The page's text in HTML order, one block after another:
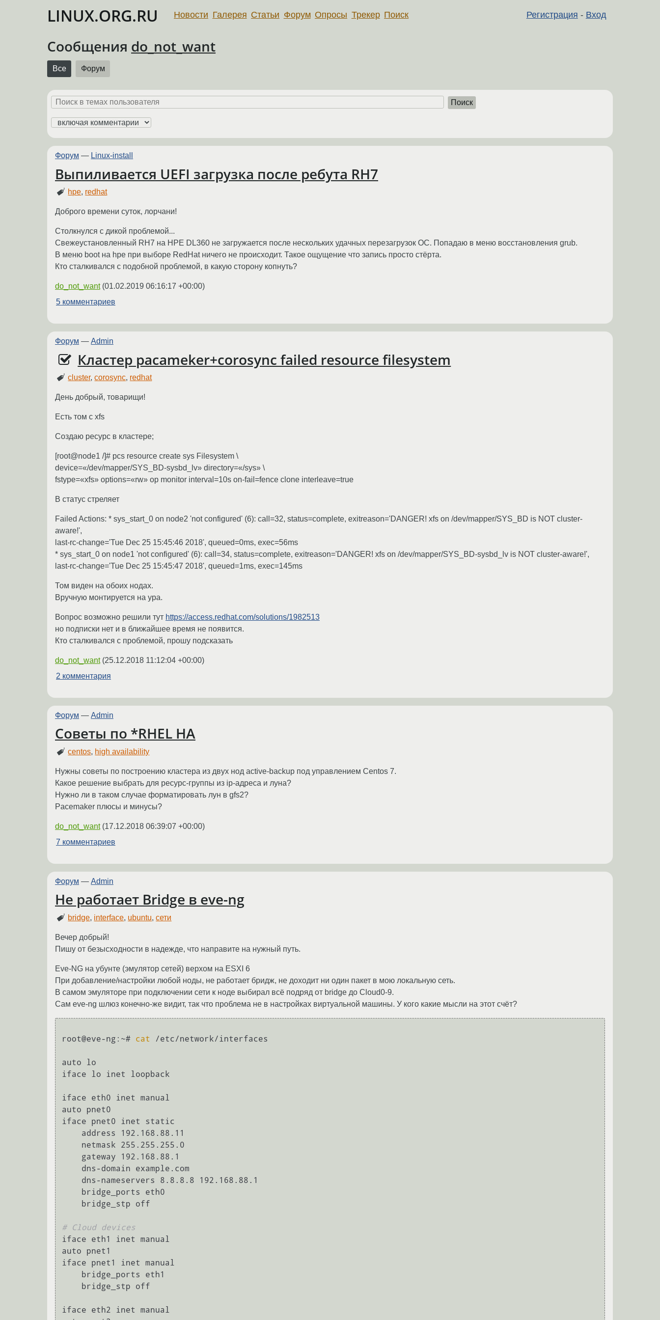
LINUX.ORG.RU Регистрация - Вход
Новости Галерея Статьи Форум Опросы Трекер Поиск
Сообщения do_not_want
Все Форум
Поиск
Форум — Linux-install
Выпиливается UEFI загрузка после ребута RH7
hpe, redhat
Доброго времени суток, лорчани!
Столкнулся с дикой проблемой...
Свежеустановленный RH7 на HPE DL360 не загружается после нескольких удачных перезагрузок ОС. Попадаю в меню восстановления grub.
В меню boot на hpe при выборе RedHat ничего не происходит. Такое ощущение что запись просто стёрта.
Кто сталкивался с подобной проблемой, в какую сторону копнуть?
do_not_want (01.02.2019 06:16:17 +00:00)
5 комментариев
Форум — Admin
Кластер pacameker+corosync failed resource filesystem
cluster,corosync, redhat
День добрый, товарищи!
Есть том с xfs
Создаю ресурс в кластере;
[root@node1 /]# pcs resource create sys Filesystem \
device=«/dev/mapper/SYS_BD-sysbd_lv» directory=«/sys» \
fstype=«xfs» options=«rw» op monitor interval=10s on-fail=fence clone interleave=true
В статус стреляет
Failed Actions: * sys_start_0 on node2 'not configured' (6): call=32, status=complete, exitreason='DANGER! xfs on /dev/mapper/SYS_BD is NOT cluster-
aware!',
last-rc-change='Tue Dec 25 15:45:46 2018', queued=0ms, exec=56ms
* sys_start_0 on node1 'not configured' (6): call=34, status=complete, exitreason='DANGER! xfs on /dev/mapper/SYS_BD-sysbd_lv is NOT cluster-aware!',
last-rc-change='Tue Dec 25 15:45:47 2018', queued=1ms, exec=145ms
Том виден на обоих нодах.
Вручную монтируется на ура.
Вопрос возможно решили тут https://access.redhat.com/solutions/1982513
но подписки нет и в ближайшее время не появится.
Кто сталкивался с проблемой, прошу подсказать
do_not_want (25.12.2018 11:12:04 +00:00)
2 комментария
Форум — Admin
Советы по *RHEL HA
centos, high availability
Нужны советы по построению кластера из двух нод active-backup под управлением Centos 7.
Какое решение выбрать для ресурс-группы из ip-адреса и луна?
Нужно ли в таком случае форматировать лун в gfs2?
Pacemaker плюсы и минусы?
do_not_want (17.12.2018 06:39:07 +00:00)
7 комментариев
Форум — Admin
Не работает Bridge в eve-ng
bridge, interface, ubuntu,сети
Вечер добрый!
Пишу от безысходности в надежде, что направите на нужный путь.
Eve-NG на убунте (эмулятор сетей) верхом на ESXI 6
При добавление/настройки любой ноды, не работает бридж, не доходит ни один пакет в мою локальную сеть.
В самом эмуляторе при подключении сети к ноде выбирал всё подряд от bridge до Cloud0-9.
Сам eve-ng шлюз конечно-же видит, так что проблема не в настройках виртуальной машины. У кого какие мысли на этот счёт?
root@eve-ng:~# cat /etc/network/interfaces
auto lo
iface lo inet loopback
iface eth0 inet manual
auto pnet0
iface pnet0 inet static
# Cloud devices
iface eth1 inet manual
auto pnet1
iface pnet1 inet manual
iface eth2 inet manual